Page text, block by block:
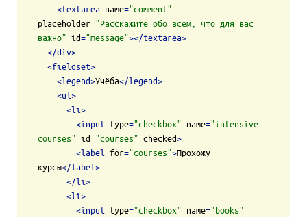
<textarea name="comment"
placeholder="Расскажите обо всём, что для вас
важно" id="message"></textarea>
</div>
<fieldset>
<legend>Учёба</legend>
<ul >
<li >
<input type="checkbox" name="intensive-
courses" id="courses" checked>
<label for="courses">Прохожу
курсы</label >
</li >
<li >
<input type="checkbox" name="books"